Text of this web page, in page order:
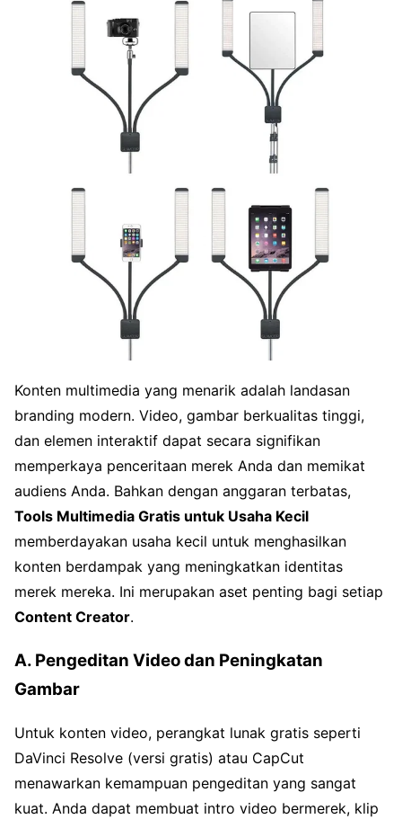
Konten multimedia yang menarik adalah landasan
branding modern. Video, gambar berkualitas tinggi,
dan elemen interaktif dapat secara signifikan
memperkaya penceritaan merek Anda dan memikat
audiens Anda. Bahkan dengan anggaran terbatas,
Tools Multimedia Gratis untuk Usaha Kecil
memberdayakan usaha kecil untuk menghasilkan
konten berdampak yang meningkatkan identitas
merek mereka. Ini merupakan aset penting bagi setiap
Content Creator.
A. Pengeditan Video dan Peningkatan
Gambar
Untuk konten video, perangkat lunak gratis seperti
DaVinci Resolve (versi gratis) atau CapCut
menawarkan kemampuan pengeditan yang sangat
kuat. Anda dapat membuat intro video bermerek, klip